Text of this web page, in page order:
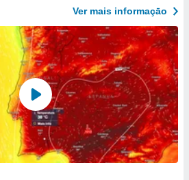
Ver mais informaçāo